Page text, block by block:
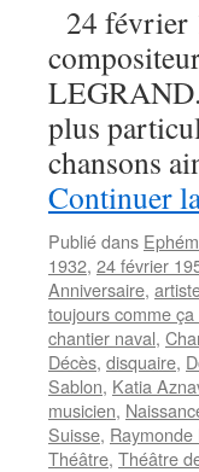
24 février
plus
chansons
Continuer
Publié dans
1932, 24 février
Anniversaire,
toujours comme
chantier naval,
Décès, disquaire,
Sablon, Katia
musicien,
Suisse, Raymonde
Théâtre, Théâtre